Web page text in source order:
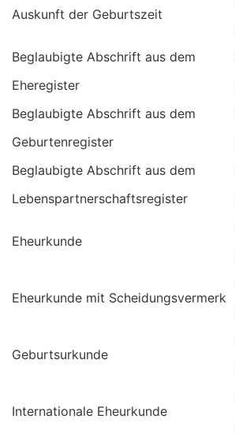
Auskunft der Geburtszeit
Beglaubigte Abschrift aus dem
Eheregister
Beglaubigte Abschrift aus dem
Geburtenregister
Beglaubigte Abschrift aus dem
Lebenspartnerschaftsregister
Eheurkunde
Eheurkunde mit Scheidungsvermerk
Geburtsurkunde
Internationale Eheurkunde